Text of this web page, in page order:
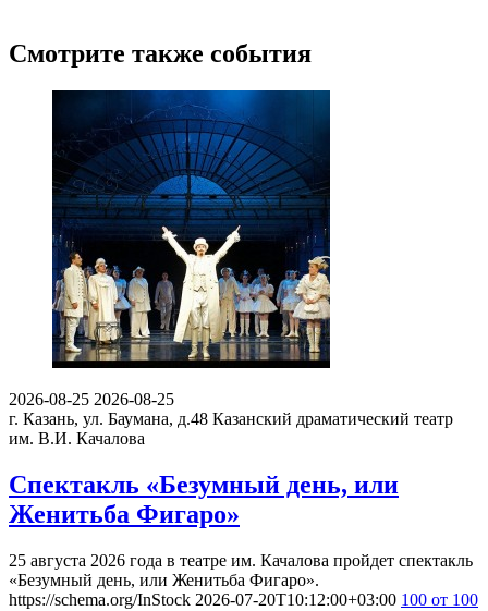
Смотрите также события
2026-08-25 2026-08-25
г. Казань, ул. Баумана, д.48 Казанский драматический театр
им. В.И. Качалова
Спектакль «Безумный день, или
Женитьба Фигаро»
25 августа 2026 года в театре им. Качалова пройдет спектакль
«Безумный день, или Женитьба Фигаро».
https://schema.org/InStock 2026-07-20T10:12:00+03:00 100 от 100